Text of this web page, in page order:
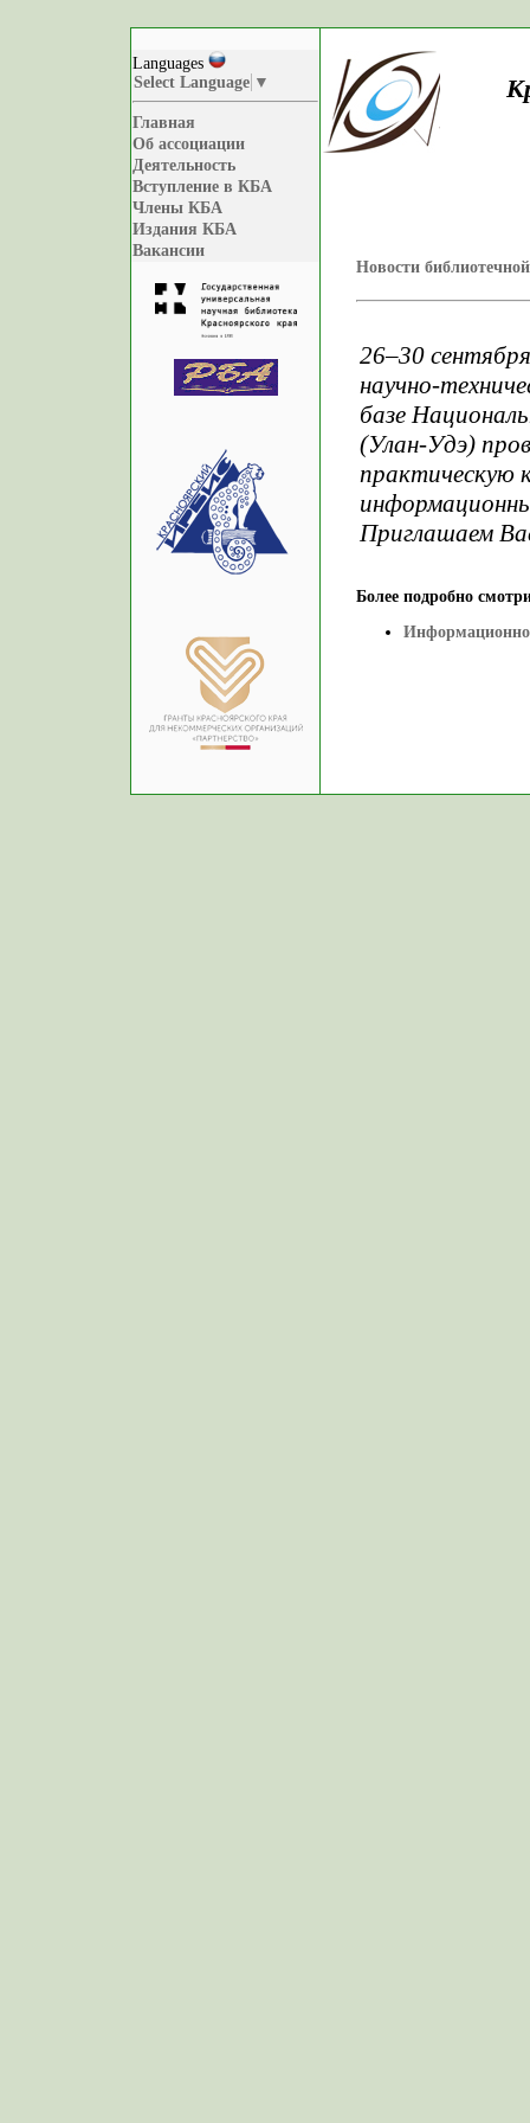
Languages
Select Language ▼
Главная
Об ассоциации
Деятельность
Вступление в КБА
Члены КБА
Издания КБА
Вакансии
Новости
26–30
научно-
базе
(Улан-Удэ)
практическую
Приглашаем
Более подробно